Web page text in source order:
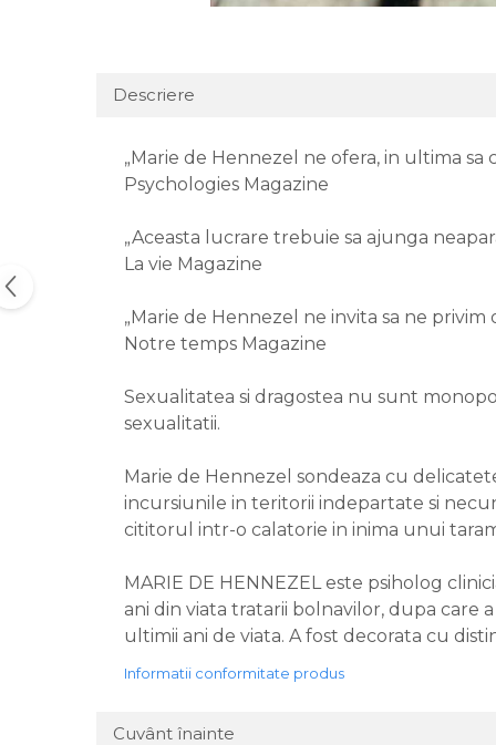
Descriere
„Marie de Hennezel ne ofera, in ultima sa
Psychologies Magazine
„Aceasta lucrare trebuie sa ajunga
La vie Magazine
„Marie de Hennezel ne invita sa ne
Notre temps Magazine
Sexualitatea si dragostea nu sunt
sexualitatii.
Marie de Hennezel sondeaza cu
incursiunile in teritorii indepartate si
cititorul intr-o calatorie in inima unui
MARIE DE HENNEZEL este psiholog
ani din viata tratarii bolnavilor, dupa care
ultimii ani de viata. A fost decorata cu
Informatii conformitate produs
Cuvânt înainte